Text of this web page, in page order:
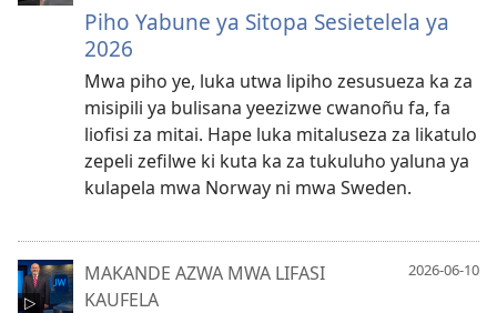
Piho Yabune ya Sitopa Sesietelela ya
2026
Mwa piho ye, luka utwa lipiho zesusueza ka za
misipili ya bulisana yeezizwe cwanoñu fa, fa
liofisi za mitai. Hape luka mitaluseza za likatulo
zepeli zefilwe ki kuta ka za tukuluho yaluna ya
kulapela mwa Norway ni mwa Sweden.
2026-06-10
MAKANDE AZWA MWA LIFASI
KAUFELA